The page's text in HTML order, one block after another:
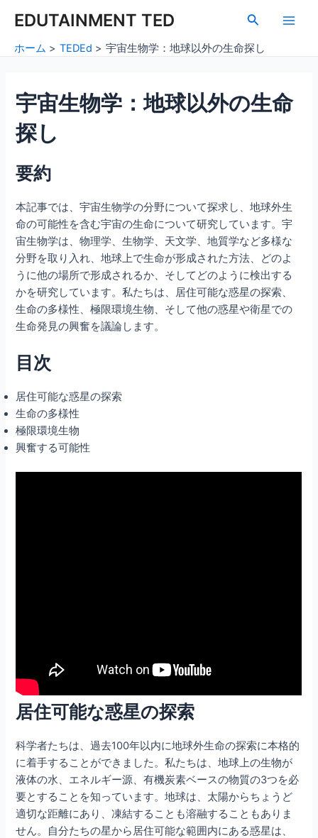
EDUTAINMENT TED
検
Main
ホーム TEDEd 宇宙生物学：地球以外の生命探し
宇宙生物学：地球以外の生命
探し
要約
本記事では、宇宙生物学の分野について探求し、地球外生
命の可能性を含む宇宙の生命について研究しています。宇
宙生物学は、物理学、生物学、天文学、地質学など多様な
分野を取り入れ、地球上で生命が形成された方法、どのよ
うに他の場所で形成されるか、そしてどのように検出する
かを研究しています。私たちは、居住可能な惑星の探索、
生命の多様性、極限環境生物、そして他の惑星や衛星での
生命発見の興奮を議論します。
目次
居住可能な惑星の探索
生命の多様性
極限環境生物
興奮する可能性
居住可能な惑星の探索
科学者たちは、過去100年以内に地球外生命の探索に本格的
に着手することができました。私たちは、地球上の生物が
液体の水、エネルギー源、有機炭素ベースの物質の3つを必
要とすることを知っています。地球は、太陽からちょうど
適切な距離にあり、凍結することも溶融することもありま
せん。自分たちの星から居住可能な範囲内にある惑星は、
navigation